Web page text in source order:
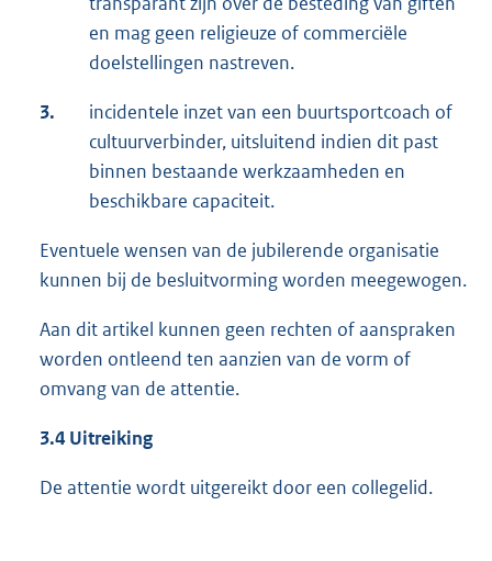
en mag geen religieuze of commerciële
doelstellingen nastreven.
3.
incidentele inzet van een buurtsportcoach of
cultuurverbinder, uitsluitend indien dit past
binnen bestaande werkzaamheden en
beschikbare capaciteit.
Eventuele wensen van de jubilerende organisatie
kunnen bij de besluitvorming worden meegewogen.
Aan dit artikel kunnen geen rechten of aanspraken
worden ontleend ten aanzien van de vorm of
omvang van de attentie.
3.4 Uitreiking
De attentie wordt uitgereikt door een collegelid.